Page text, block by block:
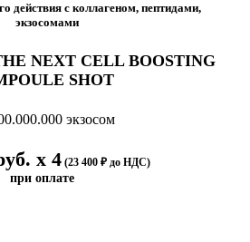
действия с коллагеном, пептидами,
экзосомами
NEXT CELL BOOSTING
SHOT
экзосом
х 4 (23 400 ₽ до НДС)
при оплате